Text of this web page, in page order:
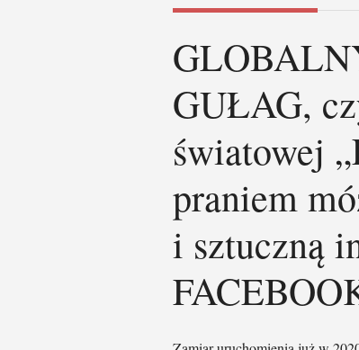
GUŁAG,
światowej
praniem
i sztuczną